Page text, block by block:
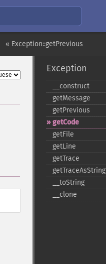
« Exception::getPrevious
Exception
_​_​construct
getMessage
getPrevious
getCode
getFile
getLine
getTrace
getTraceAsString
_​_​toString
_​_​clone